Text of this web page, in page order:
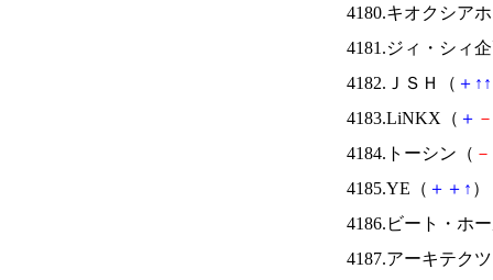
4180.キオクシア
4181.ジィ・シィ
4182.ＪＳＨ（ ＋ ↑ ↑
4183.LiNKX（ ＋ －
4184.トーシン（ －
4185.YE（ ＋ ＋ ↑ ）
4186.ビート・ホ
4187.アーキテク